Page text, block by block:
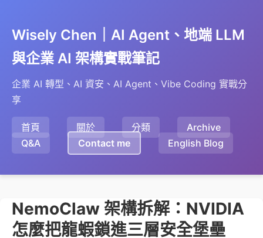
Wisely Chen｜AI Agent、地端 LLM
與企業 AI 架構實戰筆記
企業 AI 轉型、AI 資安、AI Agent、Vibe Coding 實戰分
享
首頁 關於 分類
Archive
Q&A
Contact me English Blog
NemoClaw 架構拆解：NVIDIA
怎麼把龍蝦鎖進三層安全堡壘